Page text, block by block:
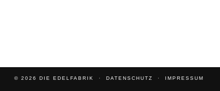
© 2026 DIE EDELFABRIK DATENSCHUTZ IMPRESSUM